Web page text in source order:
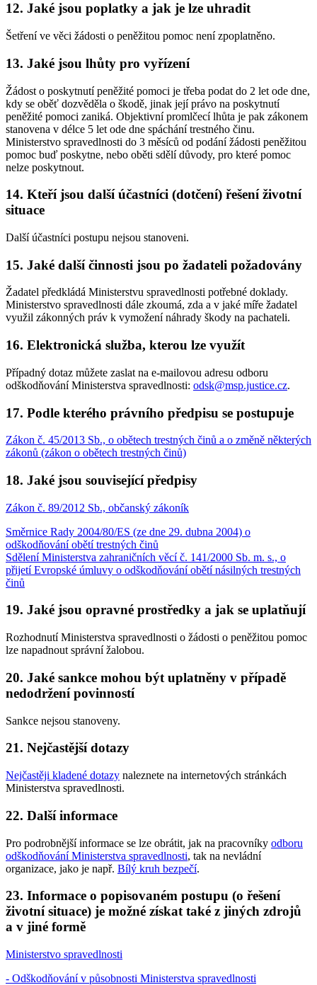
12. Jaké jsou poplatky a jak je lze uhradit
Šetření ve věci žádosti o peněžitou pomoc není zpoplatněno.
13. Jaké jsou lhůty pro vyřízení
Žádost o poskytnutí peněžité pomoci je třeba podat do 2 let ode dne,
kdy se oběť dozvěděla o škodě, jinak její právo na poskytnutí
peněžité pomoci zaniká. Objektivní promlčecí lhůta je pak zákonem
stanovena v délce 5 let ode dne spáchání trestného činu.
Ministerstvo spravedlnosti do 3 měsíců od podání žádosti peněžitou
pomoc buď poskytne, nebo oběti sdělí důvody, pro které pomoc
nelze poskytnout.
14. Kteří jsou další účastníci (dotčení) řešení životní
situace
Další účastníci postupu nejsou stanoveni.
15. Jaké další činnosti jsou po žadateli požadovány
Žadatel předkládá Ministerstvu spravedlnosti potřebné doklady.
Ministerstvo spravedlnosti dále zkoumá, zda a v jaké míře žadatel
využil zákonných práv k vymožení náhrady škody na pachateli.
16. Elektronická služba, kterou lze využít
Případný dotaz můžete zaslat na e-mailovou adresu odboru
odškodňování Ministerstva spravedlnosti: odsk@msp.justice.cz.
17. Podle kterého právního předpisu se postupuje
Zákon č. 45/2013 Sb., o obětech trestných činů a o změně některých
zákonů (zákon o obětech trestných činů)
18. Jaké jsou související předpisy
Zákon č. 89/2012 Sb., občanský zákoník
Směrnice Rady 2004/80/ES (ze dne 29. dubna 2004) o
odškodňování obětí trestných činů
Sdělení Ministerstva zahraničních věcí č. 141/2000 Sb. m. s., o
přijetí Evropské úmluvy o odškodňování obětí násilných trestných
činů
19. Jaké jsou opravné prostředky a jak se uplatňují
Rozhodnutí Ministerstva spravedlnosti o žádosti o peněžitou pomoc
lze napadnout správní žalobou.
20. Jaké sankce mohou být uplatněny v případě
nedodržení povinností
Sankce nejsou stanoveny.
21. Nejčastější dotazy
Nejčastěji kladené dotazy naleznete na internetových stránkách
Ministerstva spravedlnosti.
22. Další informace
Pro podrobnější informace se lze obrátit, jak na pracovníky odboru
odškodňování Ministerstva spravedlnosti, tak na nevládní
organizace, jako je např. Bílý kruh bezpečí.
23. Informace o popisovaném postupu (o řešení
životní situace) je možné získat také z jiných zdrojů
a v jiné formě
Ministerstvo spravedlnosti
- Odškodňování v působnosti Ministerstva spravedlnosti